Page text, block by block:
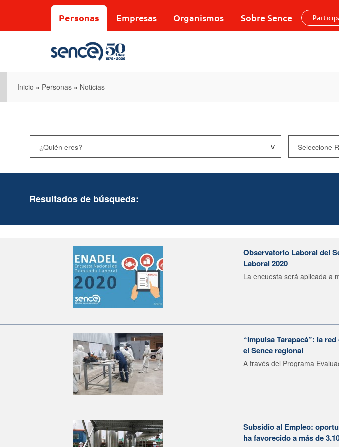
Personas Empresas Organismos Sobre Sence
Inicio » Personas » Noticias
Resultados de búsqueda:
Observatorio Laboral del
Laboral 2020
La encuesta será aplicada a
“Impulsa Tarapacá”: la
el Sence regional
A través del Programa
Subsidio al Empleo:
ha favorecido a más de